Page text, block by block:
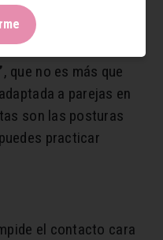
se puede, al
las costumbres.
, que no es más que
a parejas en
son las posturas
practicar
el contacto cara